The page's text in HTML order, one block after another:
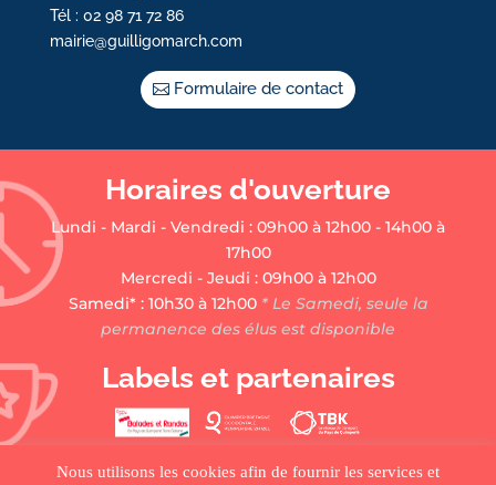
Tél : 02 98 71 72 86
mairie@guilligomarch.com
Formulaire de contact
Horaires d'ouverture
Lundi - Mardi - Vendredi : 09h00 à 12h00 - 14h00 à
17h00
Mercredi - Jeudi : 09h00 à 12h00
Samedi* : 10h30 à 12h00* Le Samedi, seule la
permanence des élus est disponible
Labels et partenaires
Nous utilisons les cookies afin de fournir les services et